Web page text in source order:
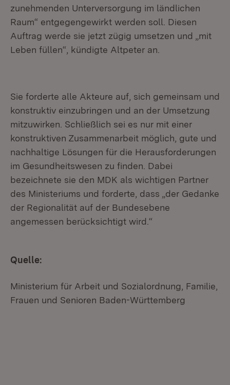
zunehmenden Unterversorgung im ländlichen
Raum“ entgegengewirkt werden soll. Diesen
Auftrag werde sie jetzt zügig umsetzen und „mit
Leben füllen“, kündigte Altpeter an.
Sie forderte alle Akteure auf, sich gemeinsam und
konstruktiv einzubringen und an der Umsetzung
mitzuwirken. Schließlich sei es nur mit einer
konstruktiven Zusammenarbeit möglich, gute und
nachhaltige Lösungen für die Herausforderungen
im Gesundheitswesen zu finden. Dabei
bezeichnete sie den MDK als wichtigen Partner
des Ministeriums und forderte, dass „der Gedanke
der Regionalität auf der Bundesebene
angemessen berücksichtigt wird.“
Quelle:
Ministerium für Arbeit und Sozialordnung, Familie,
Frauen und Senioren Baden-Württemberg